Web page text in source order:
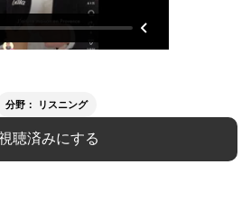
分野： リスニング
聴済みにする